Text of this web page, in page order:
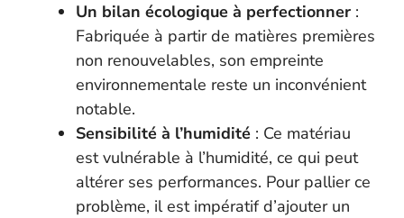
Un bilan écologique à perfectionner :
Fabriquée à partir de matières premières
non renouvelables, son empreinte
environnementale reste un inconvénient
notable.
Sensibilité à l’humidité : Ce matériau
est vulnérable à l’humidité, ce qui peut
altérer ses performances. Pour pallier ce
problème, il est impératif d’ajouter un